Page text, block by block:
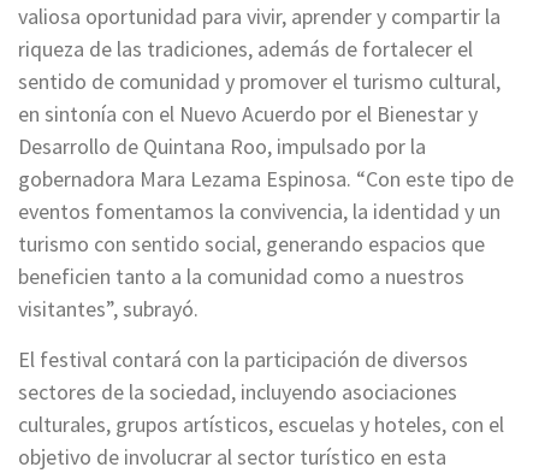
valiosa oportunidad para vivir, aprender y compartir la
riqueza de las tradiciones, además de fortalecer el
sentido de comunidad y promover el turismo cultural,
en sintonía con el Nuevo Acuerdo por el Bienestar y
Desarrollo de Quintana Roo, impulsado por la
gobernadora Mara Lezama Espinosa. “Con este tipo de
eventos fomentamos la convivencia, la identidad y un
turismo con sentido social, generando espacios que
beneficien tanto a la comunidad como a nuestros
visitantes”, subrayó.
El festival contará con la participación de diversos
sectores de la sociedad, incluyendo asociaciones
culturales, grupos artísticos, escuelas y hoteles, con el
objetivo de involucrar al sector turístico en esta